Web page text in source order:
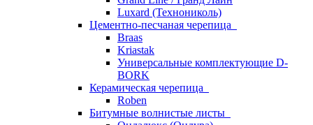
Luxard (Технониколь)
Цементно-песчаная черепица
Braas
Kriastak
Универсальные комплектующие D-
BORK
Керамическая черепица
Roben
Битумные волнистые листы